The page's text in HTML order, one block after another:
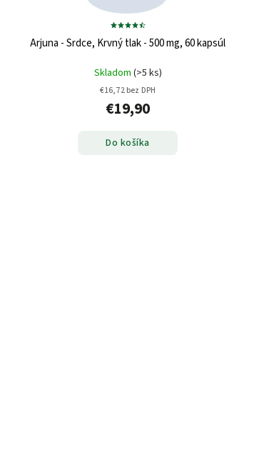
Arjuna - Srdce, Krvný tlak - 500 mg, 60 kapsúl
Skladom (>5 ks)
€16,72 bez DPH
€19,90
Do košíka